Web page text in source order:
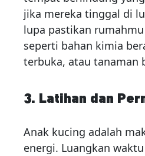
jika mereka tinggal di
lupa pastikan
seperti bahan kimia
terbuka, atau tanaman
3. Latihan dan
Anak kucing adalah
energi. Luangkan